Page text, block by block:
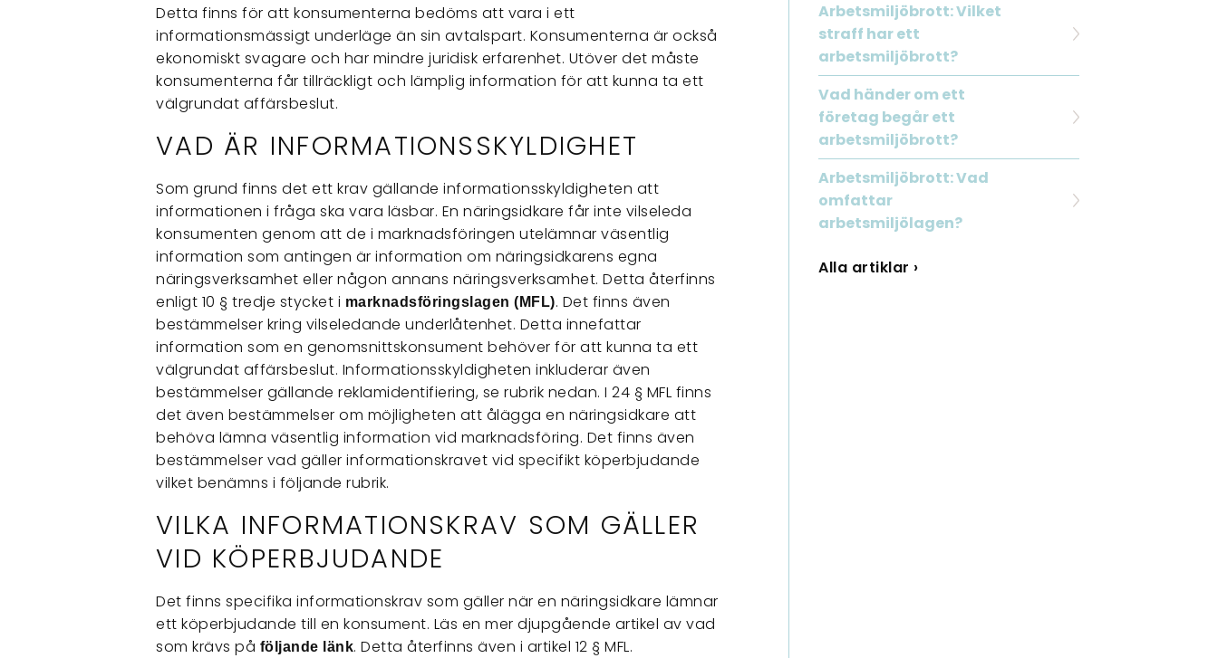
Detta finns för att konsumenterna bedöms att vara i ett
informationsmässigt underläge än sin avtalspart. Konsumenterna är också
ekonomiskt svagare och har mindre juridisk erfarenhet. Utöver det måste
konsumenterna får tillräckligt och lämplig information för att kunna ta ett
välgrundat affärsbeslut.
VAD ÄR INFORMATIONSSKYLDIGHET
Som grund finns det ett krav gällande informationsskyldigheten att
informationen i fråga ska vara läsbar. En näringsidkare får inte vilseleda
konsumenten genom att de i marknadsföringen utelämnar väsentlig
information som antingen är information om näringsidkarens egna
näringsverksamhet eller någon annans näringsverksamhet. Detta återfinns
enligt 10 § tredje stycket i marknadsföringslagen (MFL). Det finns även
bestämmelser kring vilseledande underlåtenhet. Detta innefattar
information som en genomsnittskonsument behöver för att kunna ta ett
välgrundat affärsbeslut. Informationsskyldigheten inkluderar även
bestämmelser gällande reklamidentifiering, se rubrik nedan. I 24 § MFL finns
det även bestämmelser om möjligheten att ålägga en näringsidkare att
behöva lämna väsentlig information vid marknadsföring. Det finns även
bestämmelser vad gäller informationskravet vid specifikt köperbjudande
vilket benämns i följande rubrik.
VILKA INFORMATIONSKRAV SOM GÄLLER
VID KÖPERBJUDANDE
Det finns specifika informationskrav som gäller när en näringsidkare lämnar
ett köperbjudande till en konsument. Läs en mer djupgående artikel av vad
som krävs på följande länk. Detta återfinns även i artikel 12 § MFL.
Arbetsmiljöbrott: Vilket
straff har ett
arbetsmiljöbrott?
Vad händer om ett
företag begår ett
arbetsmiljöbrott?
Arbetsmiljöbrott: Vad
omfattar
arbetsmiljölagen?
Alla artiklar ›